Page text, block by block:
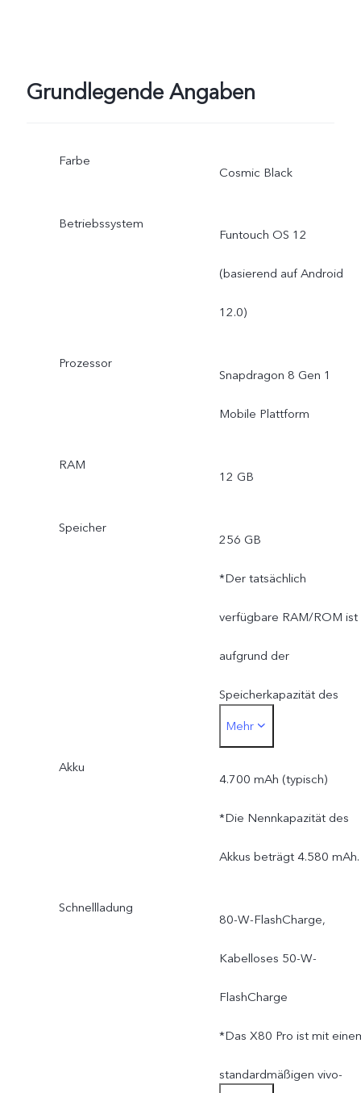
Grundlegende Angaben
Farbe
Cosmic Black
Betriebssystem
Funtouch OS 12
(basierend auf Android
12.0)
Prozessor
Snapdragon 8 Gen 1
Mobile Plattform
RAM
12 GB
Speicher
256 GB
*Der tatsächlich
verfügbare RAM/ROM ist
aufgrund der
Speicherkapazität des
Betriebssystems und
vorinstallierter Apps
geringer.
Mehr
Akku
4.700 mAh (typisch)
*Die Nennkapazität des
Akkus beträgt 4.580 mAh.
Schnellladung
80-W-FlashCharge,
Kabelloses 50-W-
FlashCharge
*Das X80 Pro ist mit
standardmäßigen vivo-